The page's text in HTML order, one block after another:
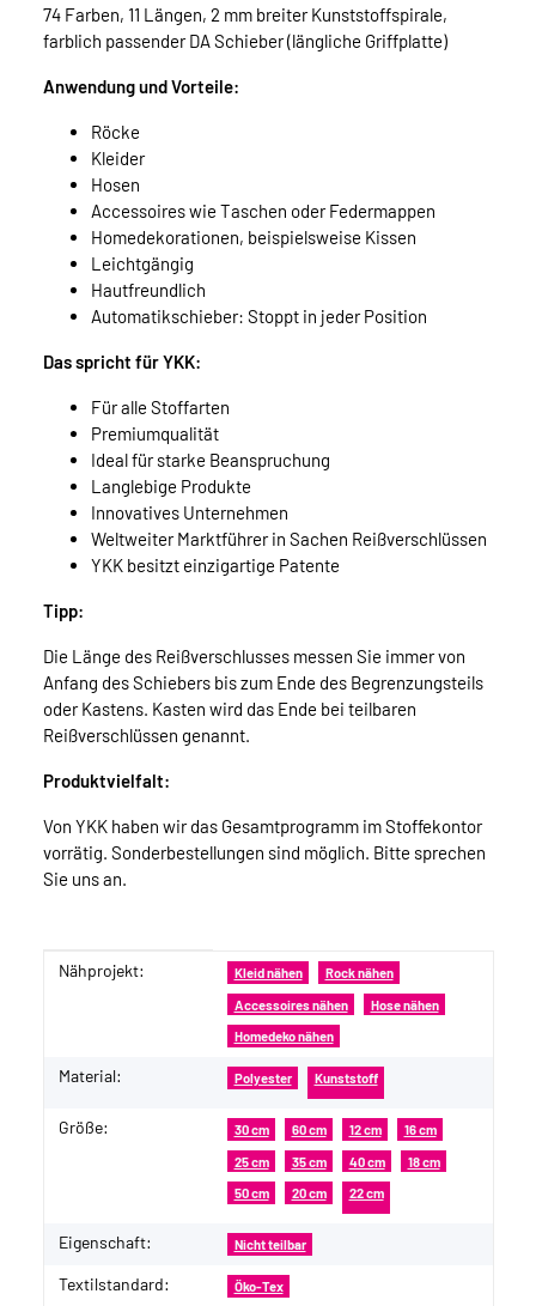
74 Farben, 11 Längen, 2 mm breiter Kunststoffspirale,
farblich passender DA Schieber (längliche Griffplatte)
Anwendung und Vorteile:
Röcke
Kleider
Hosen
Accessoires wie Taschen oder Federmappen
Homedekorationen, beispielsweise Kissen
Leichtgängig
Hautfreundlich
Automatikschieber: Stoppt in jeder Position
Das spricht für YKK:
Für alle Stoffarten
Premiumqualität
Ideal für starke Beanspruchung
Langlebige Produkte
Innovatives Unternehmen
Weltweiter Marktführer in Sachen Reißverschlüssen
YKK besitzt einzigartige Patente
Tipp:
Die Länge des Reißverschlusses messen Sie immer von
Anfang des Schiebers bis zum Ende des Begrenzungsteils
oder Kastens. Kasten wird das Ende bei teilbaren
Reißverschlüssen genannt.
Produktvielfalt:
Von YKK haben wir das Gesamtprogramm im Stoffekontor
vorrätig. Sonderbestellungen sind möglich. Bitte sprechen
Sie uns an.
Produkteigenschaft
Wert
Nähprojekt: Kleid nähen Rock nähen
Accessoires nähen Hose nähen
Homedeko nähen
Material: Polyester Kunststoff
Größe: 30 cm 60 cm 12 cm 16 cm
25 cm 35 cm 40 cm 18 cm
50 cm 20 cm 22 cm
Eigenschaft: Nicht teilbar
Textilstandard: Öko-Tex